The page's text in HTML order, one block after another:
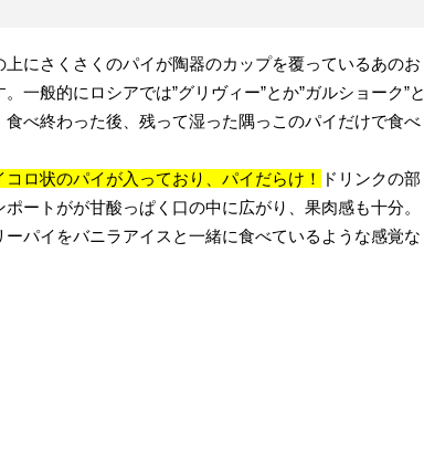
にさくさくのパイが陶器のカップを覆っているあのお
一般的にロシアでは”グリヴィー”とか”ガルショーク”と
べ終わった後、残って湿った隅っこのパイだけで食べ
コロ状のパイが入っており、パイだらけ！
ドリンクの部
ートがが甘酸っぱく口の中に広がり、果肉感も十分。
パイをバニラアイスと一緒に食べているような感覚な